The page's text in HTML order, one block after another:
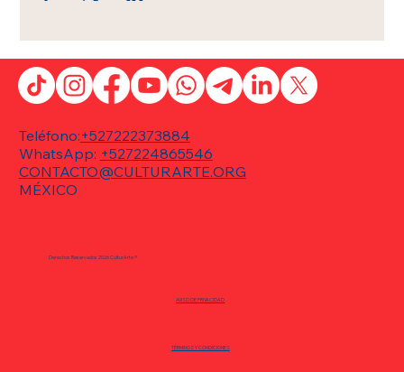
Teléfono:+527222373884
WhatsApp: +527224865546
CONTACTO@CULTURARTE.ORG
MÉXICO
Derechos Reservados 2026 CulturArte ®
TÉRMINOS Y CONDICIONES
AVISO DE PRIVACIDAD